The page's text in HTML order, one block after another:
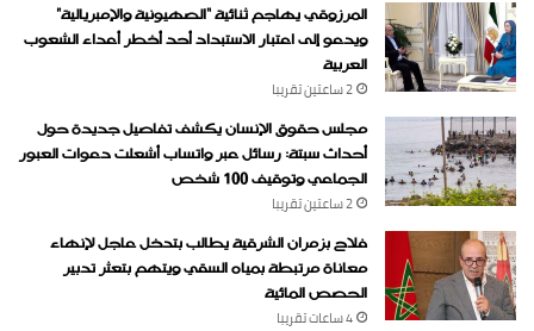
المرزوقي يهاجم ثنائية “الصهيونية والإمبريالية”
ويدعو إلى اعتبار الاستبداد أحد أخطر أعداء الشعوب
العربية
2 ساعتين ‏تقريبا
مجلس حقوق الإنسان يكشف تفاصيل جديدة حول
أحداث سبتة: رسائل عبر واتساب أشعلت دعوات العبور
الجماعي وتوقيف 100 شخص
2 ساعتين ‏تقريبا
فلاح بزمران الشرقية يطالب بتدخل عاجل لإنهاء
معاناة مرتبطة بمياه السقي ويتهم بتعثر تدبير
الحصص المائية
4 ساعات ‏تقريبا